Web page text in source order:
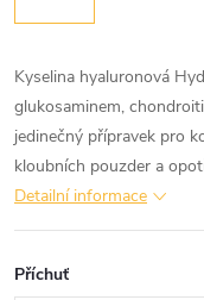
Kyselina hyaluronová
glukosaminem,
jedinečný přípravek pro
kloubních pouzder a
Detailní informace
Příchuť